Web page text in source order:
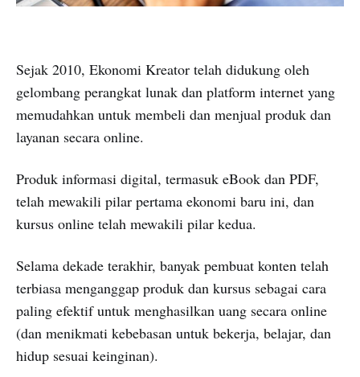
Sejak 2010, Ekonomi Kreator telah didukung oleh
gelombang perangkat lunak dan platform internet yang
memudahkan untuk membeli dan menjual produk dan
layanan secara online.
Produk informasi digital, termasuk eBook dan PDF,
telah mewakili pilar pertama ekonomi baru ini, dan
kursus online telah mewakili pilar kedua.
Selama dekade terakhir, banyak pembuat konten telah
terbiasa menganggap produk dan kursus sebagai cara
paling efektif untuk menghasilkan uang secara online
(dan menikmati kebebasan untuk bekerja, belajar, dan
hidup sesuai keinginan).